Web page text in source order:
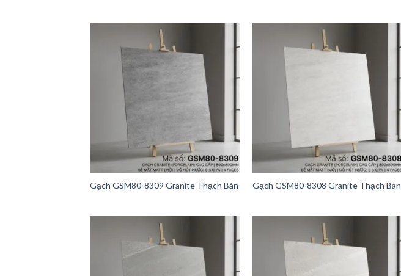
Gạch GSM80-8309 Granite Thạch Bàn Gạch GSM80-8308 Granite Thạch Bàn